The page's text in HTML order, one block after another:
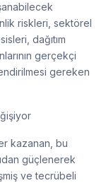
riskleri, sektörel
dağıtım
gerçekçi
gereken
kazanan, bu
güçlenerek
ve tecrübeli